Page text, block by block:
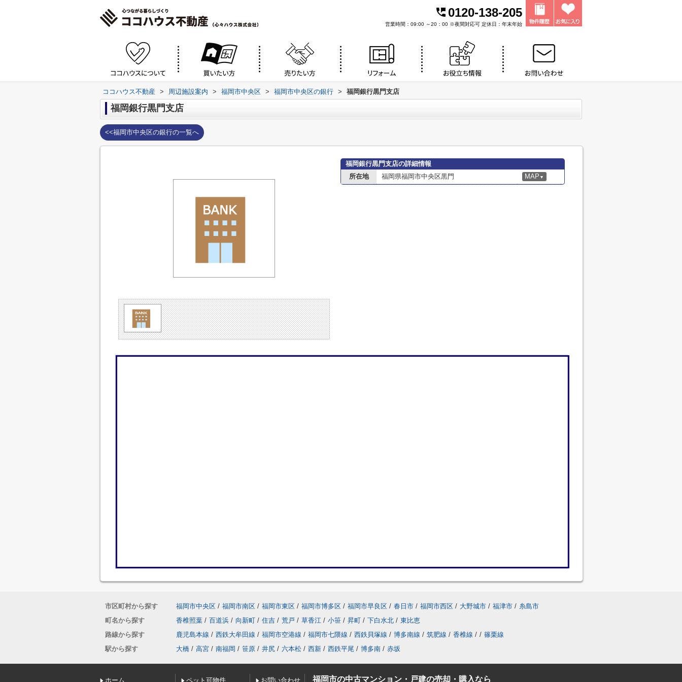
0120-138-205
営業時間：09:00 ～20：00 ※夜間対応可 定休日：年末年始
ココハウス不動産 > 周辺施設案内 > 福岡市中央区 > 福岡市中央区の銀行 > 福岡銀行黒門支店
福岡銀行黒門支店
<<福岡市中央区の銀行の一覧へ
福岡銀行黒門支店の詳細情報
所在地
福岡県福岡市中央区黒門 MAP ▼
市区町村から探す 福岡市中央区 / 福岡市南区 / 福岡市東区 / 福岡市博多区 / 福岡市早良区 / 春日市 / 福岡市西区 / 大野城市 / 福津市 / 糸島市
町名から探す
香椎照葉 / 百道浜 / 向新町 / 住吉 / 荒戸 / 草香江 / 小笹 / 昇町 / 下白水北 / 東比恵
路線から探す
鹿児島本線 / 西鉄大牟田線 / 福岡市空港線 / 福岡市七隈線 / 西鉄貝塚線 / 博多南線 / 筑肥線 / 香椎線 / / 篠栗線
駅から探す
大橋 / 高宮 / 南福岡 / 笹原 / 井尻 / 六本松 / 西新 / 西鉄平尾 / 博多南 / 赤坂
ホーム ペット可物件 お問い合わせ 福岡市の中古マンション・戸建の売却・購入なら